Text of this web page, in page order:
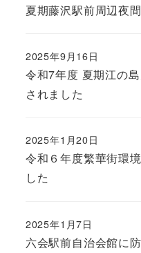
夏期藤沢駅前周辺夜
令和7年度 夏期江の
されました
2025年9月16日
令和６年度繁華街環
した
2025年1月20日
六会駅前自治会館に
2025年1月7日